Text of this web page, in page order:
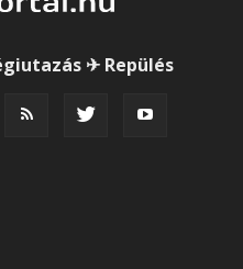
✈ Repülés